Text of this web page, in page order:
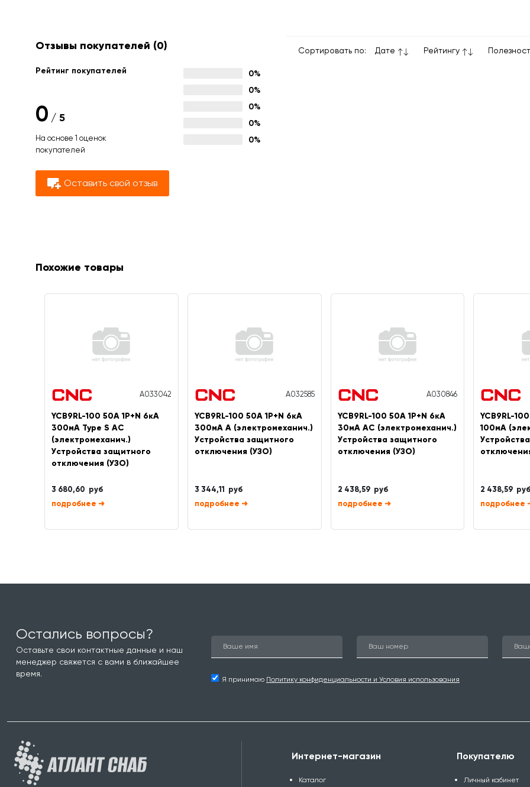
Отзывы покупателей (0)
Рейтинг покупателей
0 / 5
На основе 1 оценок
покупателей
0%
0%
0%
0%
0%
Оставить свой отзыв
Сортировать по: Дате Рейтингу
Похожие товары
A033042
YCB9RL-100 50A 1P+N 6кА
300мА Type S AC
(электромеханич.)
Устройства защитного
отключения (УЗО)
3 680,60 руб
➜
A032585
YCB9RL-100 50А 1P+N 6кА
300мА A (электромеханич.)
Устройства защитного
отключения (УЗО)
3 344,11 руб
➜
A030846
YCB9RL-100 50А 1P+N 6кА
30мА AC (электромеханич.)
Устройства защитного
отключения (УЗО)
2 438,59 руб
➜
YCB9RL-
100мА
2 438,59
Остались вопросы?
Оставьте свои контактные данные и наш
менеджер свяжется с вами в ближайшее
время.
Я принимаю Политику конфиденциальности и Условия использования
Интернет-магазин
Каталог
Покупателю
Личный кабинет